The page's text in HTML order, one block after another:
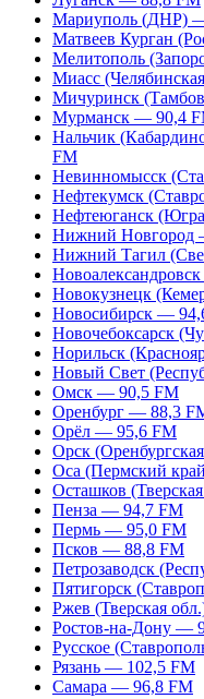
Мариуполь (ДНР)
Матвеев Курган
Мелитополь
Миасс
Мичуринск
Мурманск — 90,4
Нальчик
FM
Невинномысск
Нефтекумск
Нефтеюганск
Нижний Новгород
Нижний Тагил
Новокузнецк
Новосибирск —
Новочебоксарск
Норильск
Новый Свет
Омск — 90,5 FM
Оренбург — 88,3
Орёл — 95,6 FM
Орск
Оса (Пермский
Осташков
Пенза — 94,7 FM
Пермь — 95,0 FM
Псков — 88,8 FM
Петрозаводск
Пятигорск
Ржев (Тверская
Ростов-на-Дону —
Русское
Рязань — 102,5 FM
Самара — 96,8 FM